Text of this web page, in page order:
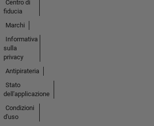
Centro di
fiducia
Marchi
Informativa
sulla
privacy
Antipirateria
Stato
dell'applicazione
Condizioni
d'uso